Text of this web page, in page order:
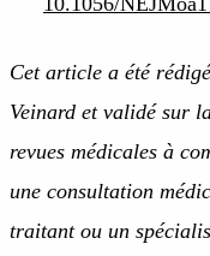
Cet article a été
Veinard et validé sur
revues médicales à
une consultation
traitant ou un